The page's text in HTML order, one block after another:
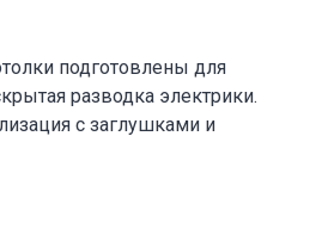
подготовлены для
разводка электрики.
с заглушками и